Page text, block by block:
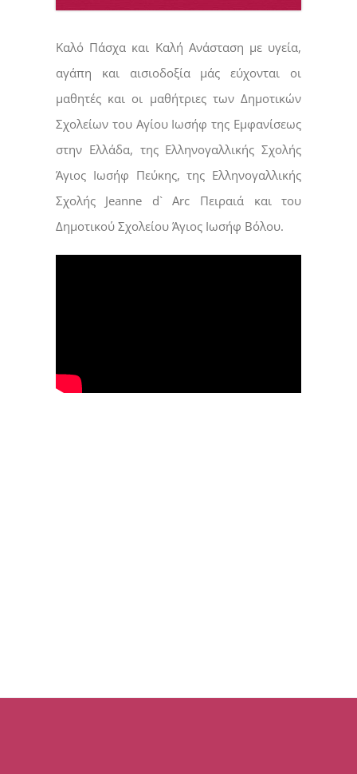
Καλό Πάσχα και Καλή Ανάσταση με υγεία,
αγάπη και αισιοδοξία μάς εύχονται οι
μαθητές και οι μαθήτριες των Δημοτικών
Σχολείων του Αγίου Ιωσήφ της Εμφανίσεως
στην Ελλάδα, της Ελληνογαλλικής Σχολής
Άγιος Ιωσήφ Πεύκης, της Ελληνογαλλικής
Σχολής Jeanne d` Arc Πειραιά και του
Δημοτικού Σχολείου Άγιος Ιωσήφ Βόλου.